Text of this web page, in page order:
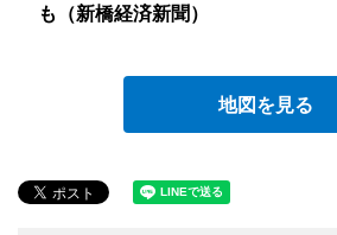
も（新橋経済新聞）
地図を見る